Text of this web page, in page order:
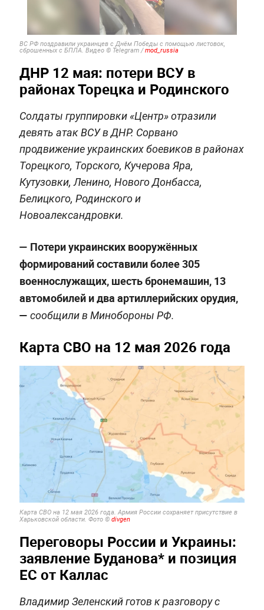
ВС РФ поздравили украинцев с Днём Победы с помощью листовок,
сброшенных с БПЛА. Видео © Telegram /mod_russia
ДНР 12 мая: потери ВСУ в
районах Торецка и Родинского
Солдаты группировки «Центр» отразили
девять атак ВСУ в ДНР. Сорвано
продвижение украинских боевиков в районах
Торецкого, Торского, Кучерова Яра,
Кутузовки, Ленино, Нового Донбасса,
Белицкого, Родинского и
Новоалександровки.
— Потери украинских вооружённых
формирований составили более 305
военнослужащих, шесть бронемашин, 13
автомобилей и два артиллерийских орудия,
— сообщили в Минобороны РФ.
Карта СВО на 12 мая 2026 года
Карта СВО на 12 мая 2026 года. Армия России сохраняет присутствие в
Харьковской области. Фото © divgen
Переговоры России и Украины:
заявление Буданова* и позиция
ЕС от Каллас
Владимир Зеленский готов к разговору с